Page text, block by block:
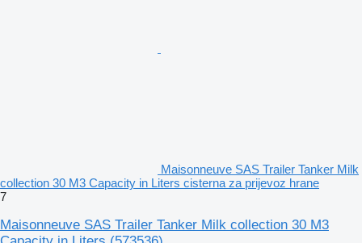
Maisonneuve SAS Trailer Tanker Milk
collection 30 M3 Capacity in Liters cisterna za prijevoz hrane
7
Maisonneuve SAS Trailer Tanker Milk collection 30 M3